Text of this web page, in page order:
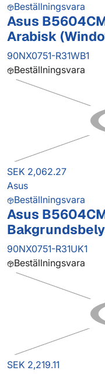
Beställningsvara
Asus
Arabisk
90NX0751-R31WB1
Beställningsvara
SEK 2,062.27
Asus
Beställningsvara
Asus
90NX0751-R31UK1
Beställningsvara
SEK 2,219.11